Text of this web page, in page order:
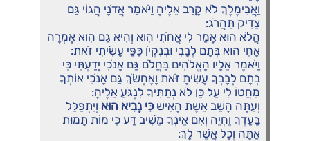
וַאֲבִימֶלֶךְ לֹא קָרַב אֵלֶיהָ וַיֹּאמַר אֲדֹנָי הֲגוֹי גַּם
צַדִּיק תַּהֲרֹג:
הֲלֹא הוּא אָמַר לִי אֲחֹתִי הִוא וְהִיא גַם הִוא אָמְרָה
אָחִי הוּא בְּתָם לְבָבִי וּבְנִקְיֹן כַּפַּי עָשִׂיתִי זֹאת:
וַיֹּאמֶר אֵלָיו הָאֱלֹהִים בַּחֲלֹם גַּם אָנֹכִי יָדַעְתִּי כִּי
בְתָם לְבָבְךָ עָשִׂיתָ זֹּאת וָאֶחְשֹׂךְ גַּם אָנֹכִי אוֹתְךָ
מֵחֲטוֹ לִי עַל כֵּן לֹא נְתַתִּיךָ לִנְגֹּעַ אֵלֶיהָ:
וְעַתָּה הָשֵׁב אֵשֶׁת הָאִישׁכִּי נָבִיא הוּא וְיִתְפַּלֵּל
בַּעַדְךָ וֶחְיֵה וְאִם אֵינְךָ מֵשִׁיב דַּע כִּי מוֹת תָּמוּת
אַתָּה וְכָל אֲשֶׁר לָךְ: